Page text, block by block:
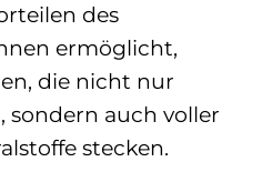
des
ermöglicht,
die nicht nur
sondern auch voller
stecken.